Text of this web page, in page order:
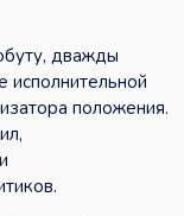
дважды
исполнительной
положения.